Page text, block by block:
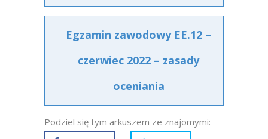
Egzamin zawodowy EE.12 –
czerwiec 2022 – zasady
oceniania
Podziel się tym arkuszem ze znajomymi: